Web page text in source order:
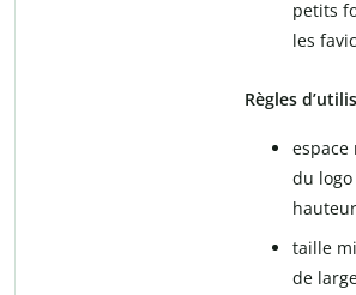
petits
les
Règles
du
taille
de